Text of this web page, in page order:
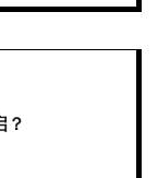
？